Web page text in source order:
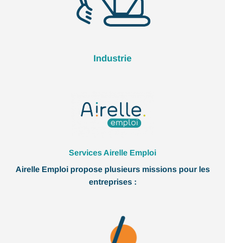
Industrie
Services Airelle Emploi
Airelle Emploi propose plusieurs missions pour les
entreprises :